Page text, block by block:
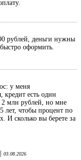
рублей, деньги нужны
оформить.
у меня
кредит есть один
млн рублей, но мне
лет, чтобы процент по
И сколько вы берете за
03.08.2026